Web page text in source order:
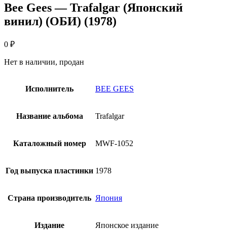
Bee Gees — Trafalgar (Японский
винил) (ОБИ) (1978)
0 ₽
Нет в наличии, продан
Исполнитель BEE GEES
Название альбома Trafalgar
Каталожный номер MWF-1052
Год выпуска пластинки 1978
Страна производитель Япония
Издание Японское издание